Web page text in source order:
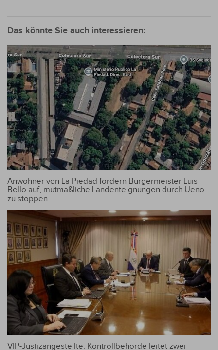
Das könnte Sie auch interessieren:
Anwohner von La Piedad fordern Bürgermeister Luis
Bello auf, mutmaßliche Landenteignungen durch Ueno
zu stoppen
VIP-Justizangestellte: Kontrollbehörde leitet zwei